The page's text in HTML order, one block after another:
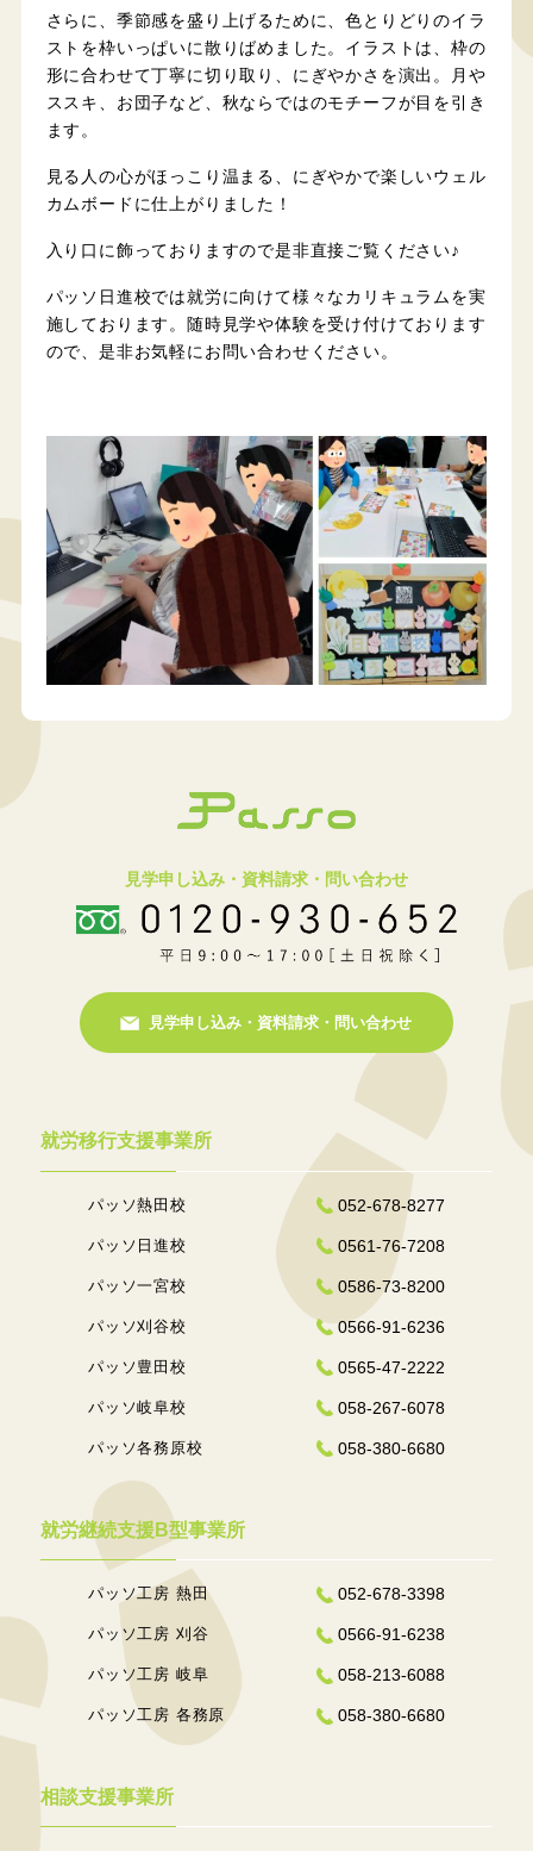
さらに、季節感を盛り上げるために、色とりどりのイラ
ストを枠いっぱいに散りばめました。イラストは、枠の
形に合わせて丁寧に切り取り、にぎやかさを演出。月や
ススキ、お団子など、秋ならではのモチーフが目を引き
ます。
見る人の心がほっこり温まる、にぎやかで楽しいウェル
カムボードに仕上がりました！
入り口に飾っておりますので是非直接ご覧ください♪
パッソ日進校では就労に向けて様々なカリキュラムを実
施しております。随時見学や体験を受け付けております
ので、是非お気軽にお問い合わせください。
見学申し込み・資料請求・問い合わせ
見学申し込み・資料請求・問い合わせ
就労移行支援事業所
パッソ熱田校 052-678-8277
パッソ日進校 0561-76-7208
パッソ一宮校 0586-73-8200
パッソ刈谷校 0566-91-6236
パッソ豊田校 0565-47-2222
パッソ岐阜校 058-267-6078
パッソ各務原校 058-380-6680
就労継続支援B型事業所
パッソ工房 熱田 052-678-3398
パッソ工房 刈谷 0566-91-6238
パッソ工房 岐阜 058-213-6088
パッソ工房 各務原 058-380-6680
相談支援事業所